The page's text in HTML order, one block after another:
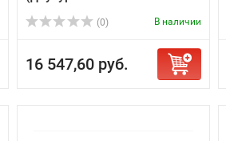
(0) В наличии
16 547,60 руб.